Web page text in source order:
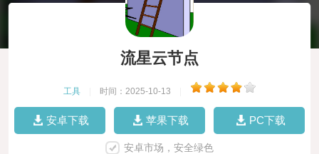
流星云节点
工具 时间：2025-10-13
安卓下载 苹果下载 PC下载
安卓市场，安全绿色